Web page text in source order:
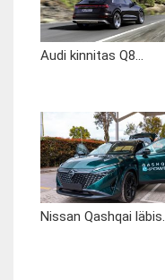
Audi kinnitas Q8...
Nissan Qashqai